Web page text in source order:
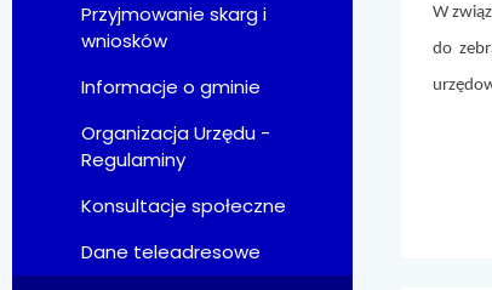
Przyjmowanie skarg i
wniosków
Informacje o gminie
Organizacja Urzędu -
Regulaminy
Konsultacje społeczne
Dane teleadresowe
W
do
/